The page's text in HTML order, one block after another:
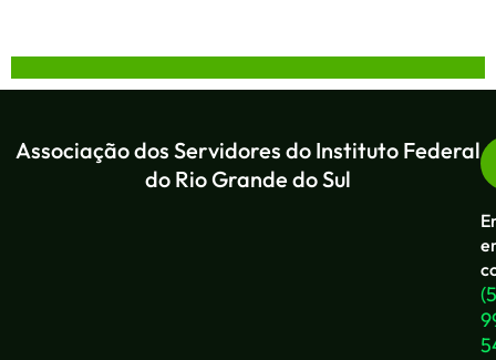
Associação dos Servidores do Instituto Federal
do Rio Grande do Sul